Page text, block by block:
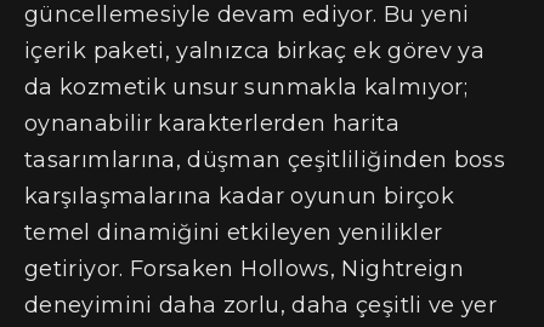
güncellemesiyle devam ediyor. Bu yeni
içerik paketi, yalnızca birkaç ek görev ya
da kozmetik unsur sunmakla kalmıyor;
oynanabilir karakterlerden harita
tasarımlarına, düşman çeşitliliğinden boss
karşılaşmalarına kadar oyunun birçok
temel dinamiğini etkileyen yenilikler
getiriyor. Forsaken Hollows, Nightreign
deneyimini daha zorlu, daha çeşitli ve yer